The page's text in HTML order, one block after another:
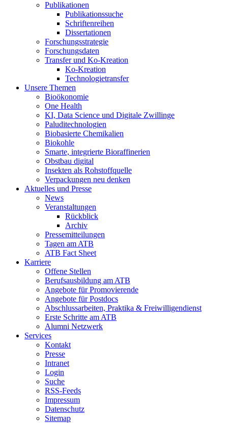
Publikationen
Publikationssuche
Schriftenreihen
Dissertationen
Forschungsstrategie
Forschungsdaten
Transfer und Ko-Kreation
Ko-Kreation
Technologietransfer
Unsere Themen
Bioökonomie
One Health
KI, Data Science und Digitale Zwillinge
Paluditechnologien
Biobasierte Chemikalien
Biokohle
Smarte, integrierte Bioraffinerien
Obstbau digital
Insekten als Rohstoffquelle
Verpackungen neu denken
Aktuelles und Presse
News
Veranstaltungen
Rückblick
Archiv
Pressemitteilungen
Tagen am ATB
ATB Fact Sheet
Karriere
Offene Stellen
Berufsausbildung am ATB
Angebote für Promovierende
Angebote für Postdocs
Abschlussarbeiten, Praktika & Freiwilligendienst
Erste Schritte am ATB
Alumni Netzwerk
Services
Kontakt
Presse
Intranet
Login
Suche
RSS-Feeds
Impressum
Datenschutz
Sitemap